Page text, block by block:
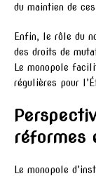
du maintien de
Enfin, le rôle du
des droits de
Le monopole
régulières pour
réformes
Le monopole